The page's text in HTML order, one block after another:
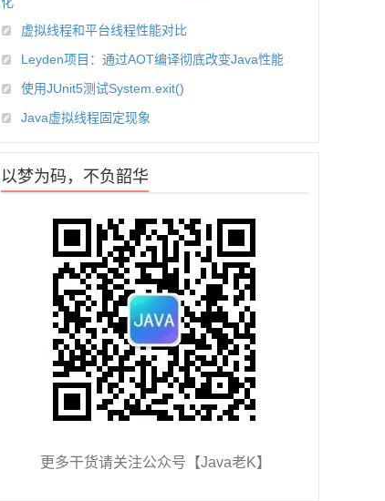
虚拟线程和平台线程性能对比
Leyden项目：通过AOT编译彻底改变Java性能
使用JUnit5测试System.exit()
Java虚拟线程固定现象
以梦为码，不负韶华
更多干货请关注公众号【Java老K】